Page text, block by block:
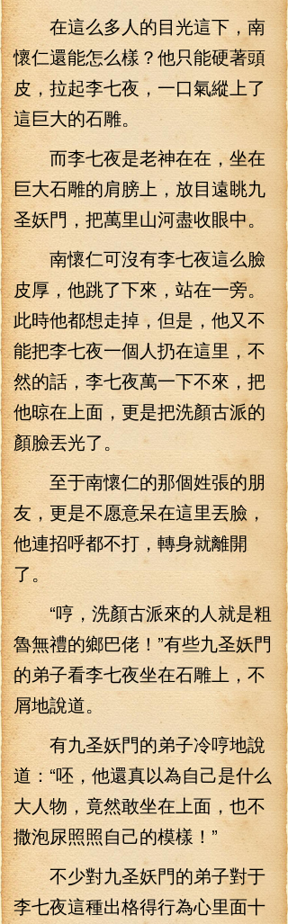
在這么多人的目光這下，南
懷仁還能怎么樣？他只能硬著頭
皮，拉起李七夜，一口氣縱上了
這巨大的石雕。
而李七夜是老神在在，坐在
巨大石雕的肩膀上，放目遠眺九
圣妖門，把萬里山河盡收眼中。
南懷仁可沒有李七夜這么臉
皮厚，他跳了下來，站在一旁。
此時他都想走掉，但是，他又不
能把李七夜一個人扔在這里，不
然的話，李七夜萬一下不來，把
他晾在上面，更是把洗顏古派的
顏臉丟光了。
至于南懷仁的那個姓張的朋
友，更是不愿意呆在這里丟臉，
他連招呼都不打，轉身就離開
了。
“哼，洗顏古派來的人就是粗
魯無禮的鄉巴佬！”有些九圣妖門
的弟子看李七夜坐在石雕上，不
屑地說道。
有九圣妖門的弟子冷哼地說
道：“呸，他還真以為自己是什么
大人物，竟然敢坐在上面，也不
撒泡尿照照自己的模樣！”
不少對九圣妖門的弟子對于
李七夜這種出格得行為心里面十